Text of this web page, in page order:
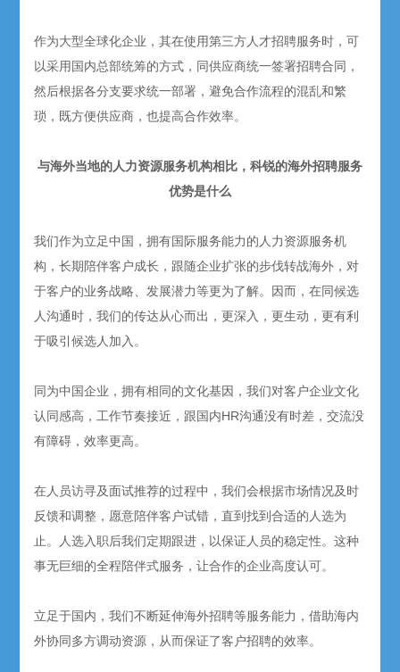
作为大型全球化企业，其在使用第三方人才招聘服务时，可
以采用国内总部统筹的方式，同供应商统一签署招聘合同，
然后根据各分支要求统一部署，避免合作流程的混乱和繁
琐，既方便供应商，也提高合作效率。
与海外当地的人力资源服务机构相比，科锐的海外招聘服务
优势是什么
我们作为立足中国，拥有国际服务能力的人力资源服务机
构，长期陪伴客户成长，跟随企业扩张的步伐转战海外，对
于客户的业务战略、发展潜力等更为了解。因而，在同候选
人沟通时，我们的传达从心而出，更深入，更生动，更有利
于吸引候选人加入。
同为中国企业，拥有相同的文化基因，我们对客户企业文化
认同感高，工作节奏接近，跟国内HR沟通没有时差，交流没
有障碍，效率更高。
在人员访寻及面试推荐的过程中，我们会根据市场情况及时
反馈和调整，愿意陪伴客户试错，直到找到合适的人选为
止。人选入职后我们定期跟进，以保证人员的稳定性。这种
事无巨细的全程陪伴式服务，让合作的企业高度认可。
立足于国内，我们不断延伸海外招聘等服务能力，借助海内
外协同多方调动资源，从而保证了客户招聘的效率。